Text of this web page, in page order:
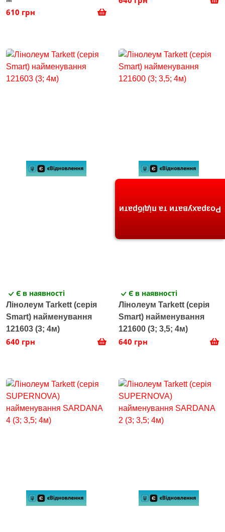
610 грн
Є в наявності
Лінолеум Tarkett (серія
Smart) найменування
121603 (3; 4м)
640 грн
Є в наявності
Лінолеум Tarkett (серія
Smart) найменування
121600 (3; 3,5; 4м)
640 грн
Розрахувати та підібрати